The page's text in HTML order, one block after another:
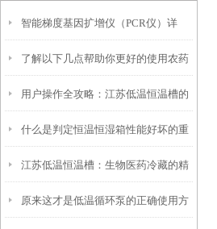
智能梯度基因扩增仪（PCR仪）详
解：核心优势、应用场景及科学选购
指南
了解以下几点帮助你更好的使用农药
残留检测仪
用户操作全攻略：江苏低温恒温槽的
设定、使用与注意事项
什么是判定恒温恒湿箱性能好坏的重
要参数？
江苏低温恒温槽：生物医药冷藏的精
准控温设备
原来这才是低温循环泵的正确使用方